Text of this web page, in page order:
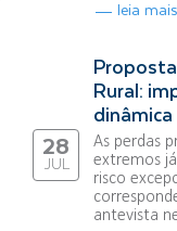
leia mais
28
JUL
Rural:
As perdas
extremos
risco
antevista